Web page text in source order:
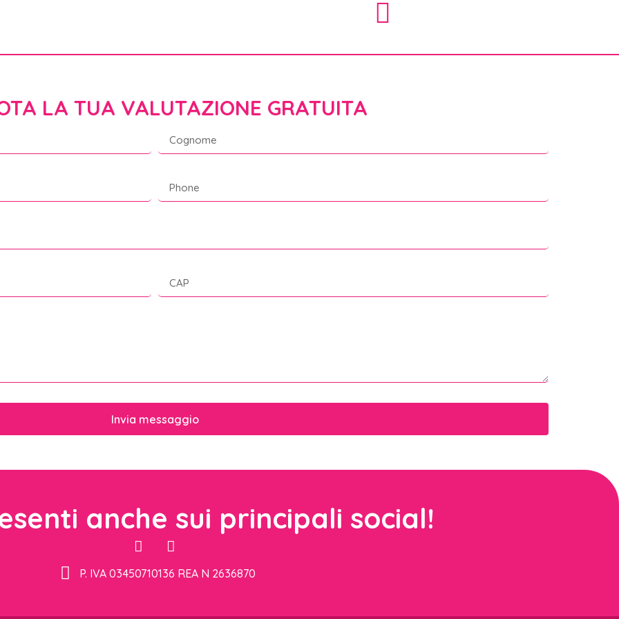
LA TUA VALUTAZIONE GRATUITA
Invia messaggio
anche sui principali social!
P. IVA 03450710136 REA N 2636870